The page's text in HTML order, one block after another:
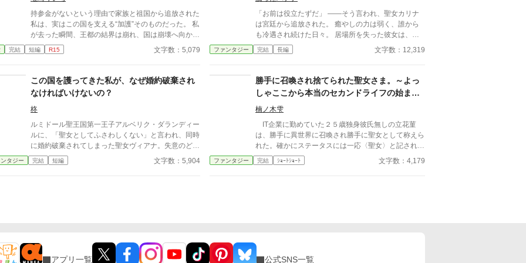
持参金がないという理由で家族と祖国から追放された
私は、実はこの国を支える“加護”そのものだった。 私
が去った瞬間、王都の結界は崩れ、国は崩壊へ向かい
始める。 そんな私を拾ったのは、冷徹と噂される隣
国の王子。 「やっと見つけた。お前は俺のものだ」
に、彼の腕の中で溺愛されていた。
完結 短編 R15 文字数：5,079
「お前は役立たずだ」 ――そう言われ、聖女カリナ
は宮廷から追放された。 癒やしの力は弱く、誰から
も冷遇され続けた日々。 居場所を失った彼女は、静
かな田舎の村へ向かう。 しかしそこで出会ったの
は、病に苦しむ人々、薬草を必要とする生活、そして
な治療を重ねるうちに、カリナは“ただの役立たず”で
はなく「薬師」としての価値を見いだしていく。
ファンタジー 完結 長編 文字数：12,319
この国を護ってきた私が、なぜ婚約破棄され
なければいけないの？
柊
ルミドール聖王国第一王子アルベリク・ダランディー
ルに、「聖女としてふさわしくない」と言われ、同時
に婚約破棄されてしまった聖女ヴィアナ。失意のどん
底に落ち込むヴィアナだったが、第二王子マリクに
「この国を出よう」と誘われ、そのまま求婚される。
タジー 完結 短編 文字数：5,904
勝手に召喚され捨てられた聖女さま。～よっ
しゃここから本当のセカンドライフの始まり
だ！～
楠ノ木雫
IT企業に勤めていた２５歳独身彼氏無しの立花菫
は、勝手に異世界に召喚され勝手に聖女として称えら
れた。確かにステータスには一応〈聖女〉と記されて
いるのだが、しばらくして偽物扱いされ国を追放され
る。まぁ仕方ない、と森に移り住み神様の助けの元セ
ファンタジー 完結 ｼｮｰﾄｼｮｰﾄ 文字数：4,179
アプリ一覧 公式SNS一覧